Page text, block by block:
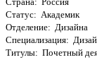
Статус: Академик
Отделение: Дизайна
Специализация:
Титулы: Почетный